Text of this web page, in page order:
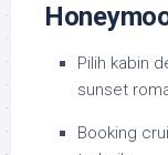
Pilih kabin
sunset
Booking